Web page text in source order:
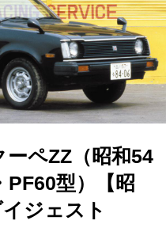
ペZZ（昭和54
PF60型）【昭
ジェスト